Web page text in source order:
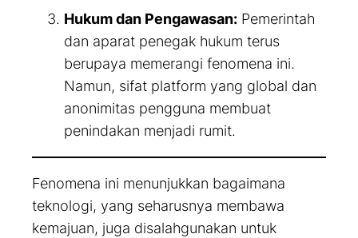
Hukum dan Pengawasan: Pemerintah
dan aparat penegak hukum terus
berupaya memerangi fenomena ini.
Namun, sifat platform yang global dan
anonimitas pengguna membuat
penindakan menjadi rumit.
Fenomena ini menunjukkan bagaimana
teknologi, yang seharusnya membawa
kemajuan, juga disalahgunakan untuk